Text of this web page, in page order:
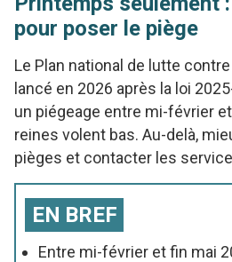
pour poser le piège
Le Plan national de lutte
lancé en 2026 après la loi
un piégeage entre mi-février
reines volent bas. Au-delà,
pièges et contacter les
EN BREF
Entre mi-février et fin mai